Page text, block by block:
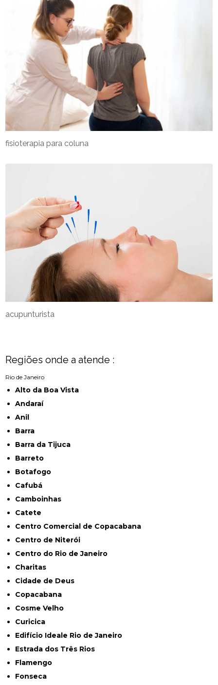
acupunturista
fisioterapia para coluna
Regiões onde a atende :
Rio de Janeiro
Alto da Boa Vista
Andaraí
Anil
Barra
Barra da Tijuca
Barreto
Botafogo
Cafubá
Camboinhas
Catete
Centro Comercial de Copacabana
Centro de Niterói
Centro do Rio de Janeiro
Charitas
Cidade de Deus
Copacabana
Cosme Velho
Curicica
Edifício Ideale Rio de Janeiro
Estrada dos Três Rios
Flamengo
Fonseca